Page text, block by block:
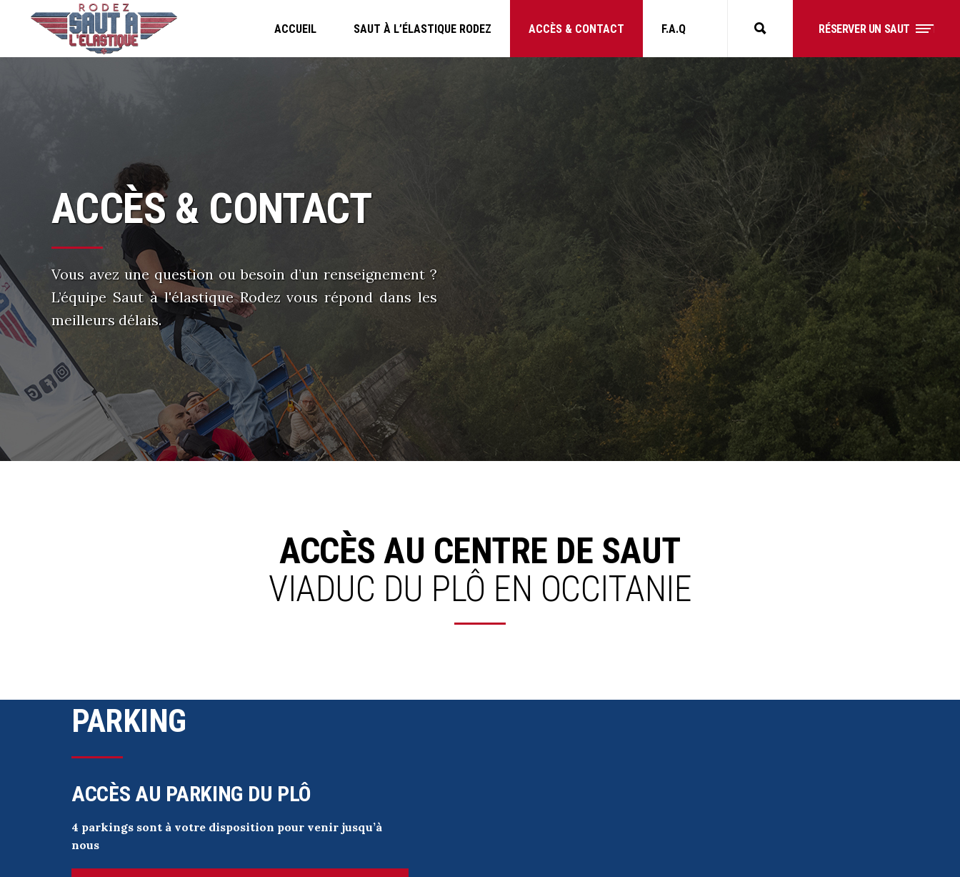
ACCUEIL SAUT À L’ÉLASTIQUE RODEZ ACCÈS & CONTACT F.A.Q RÉSERVER UN SAUT
ACCÈS & CONTACT
Vous avez une question ou besoin d’un renseignement ?
L’équipe Saut à l'élastique Rodez vous répond dans les
meilleurs délais.
ACCÈS AU CENTRE DE SAUT
VIADUC DU PLÔ EN OCCITANIE
PARKING
ACCÈS AU PARKING DU PLÔ
4 parkings sont à votre disposition pour venir jusqu’à
nous